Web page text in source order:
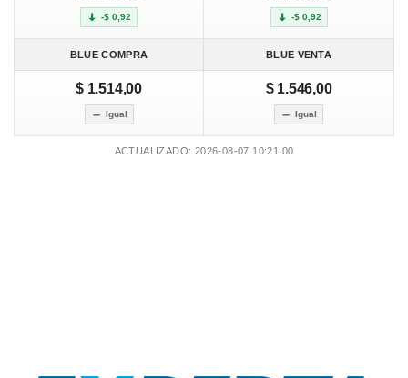
-$ 0,92 -$ 0,92
BLUE COMPRA BLUE VENTA
$ 1.514,00
Igual
$ 1.546,00
Igual
ACTUALIZADO: 2026-08-07 10:21:00